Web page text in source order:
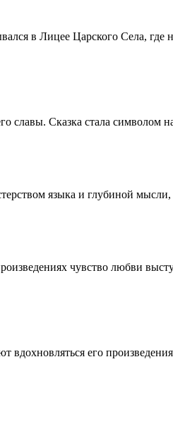
в Лицее Царского Села, где
Сказка стала символом
языка и глубиной
чувство любви
вдохновляться его